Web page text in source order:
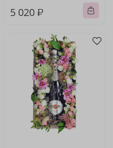
5 020 ₽